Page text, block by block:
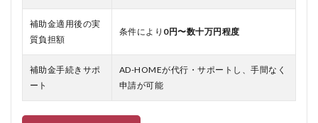
補助金適用後の実
質負担額
条件により 0円〜数十万円程度
補助金手続きサポ
ート
AD-HOMEが代行・サポートし、手間なく
申請が可能